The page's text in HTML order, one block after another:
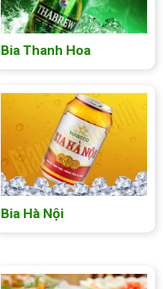
Bia Thanh Hoa
Bia Hà Nội